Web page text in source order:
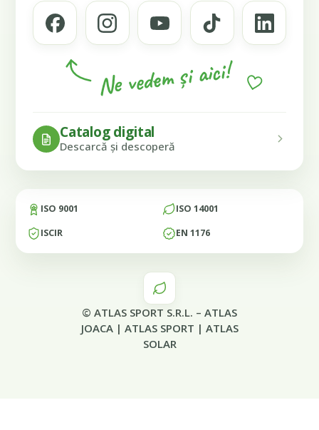
Ne vedem și aici!
Catalog digital
Descarcă și descoperă
ISO 9001
ISO 14001
ISCIR
EN 1176
© ATLAS SPORT S.R.L. – ATLAS
JOACA| ATLAS SPORT | ATLAS
SOLAR